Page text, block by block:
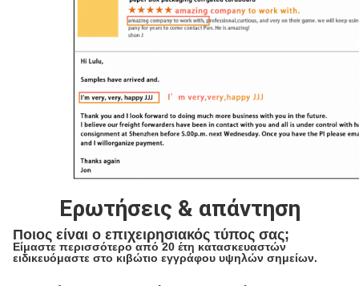
Ερωτήσεις & απάντηση
Ποιος είναι ο επιχειρησιακός τύπος σας;
Είμαστε περισσότερο από 20 έτη κατασκευαστών
ειδικευόμαστε στο κιβώτιο εγγράφου υψηλών σημείων.